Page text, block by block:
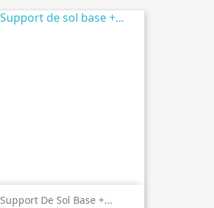
Support De Sol Base +...